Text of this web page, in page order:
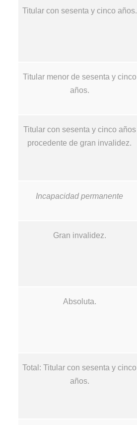
Titular con sesenta y cinco años.
Titular menor de sesenta y cinco
años.
Titular con sesenta y cinco años
procedente de gran invalidez.
Incapacidad permanente
Gran invalidez.
Absoluta.
Total: Titular con sesenta y cinco
años.